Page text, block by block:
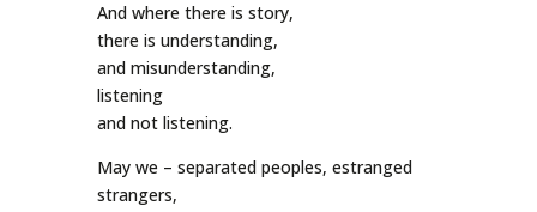
And where there is story,
there is understanding,
and misunderstanding,
listening
and not listening.
May we – separated peoples, estranged
strangers,